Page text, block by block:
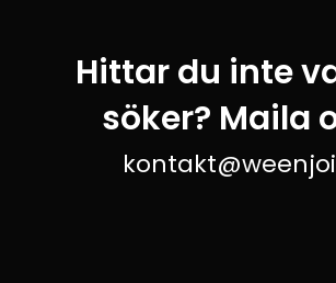
Hittar du inte
söker? Maila